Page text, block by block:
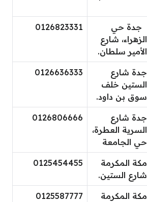
جدة حي
الزهراء، شارع
الأمير سلطان.
0126823331
جدة شارع
الستين خلف
سوق بن داود.
0126636333
جدة شارع
السرية العطرة،
حي الجامعة
0126806666
مكة المكرمة
شارع الستين.
0125454455
مكة المكرمة
0125587777